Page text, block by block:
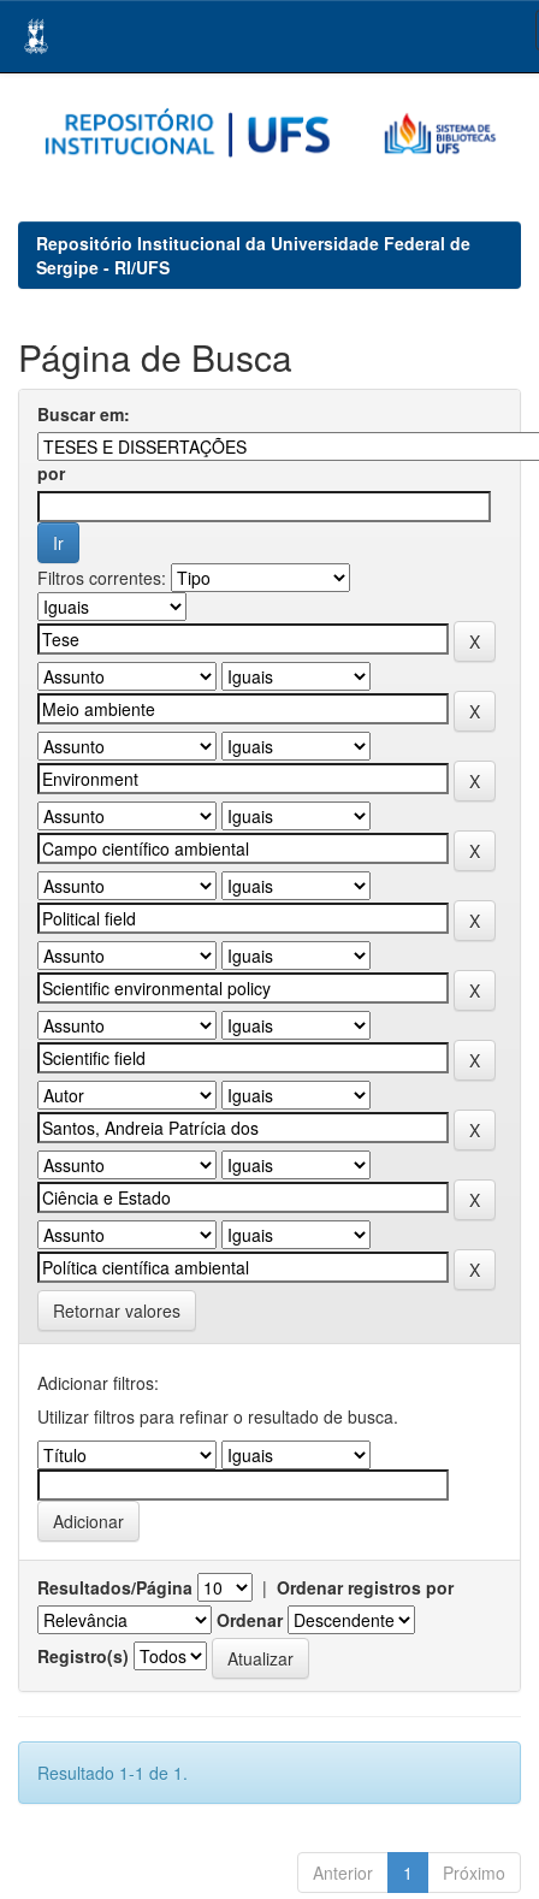
navigation
Repositório Institucional da Universidade Federal de
Sergipe - RI/UFS
Página de Busca
Buscar em:
por
Filtros correntes:
Retornar valores
Adicionar filtros:
Utilizar filtros para refinar o resultado de busca.
Resultados/Página | Ordenar registros por
Ordenar
Registro(s)
Resultado 1-1 de 1.
Anterior 1 Próximo